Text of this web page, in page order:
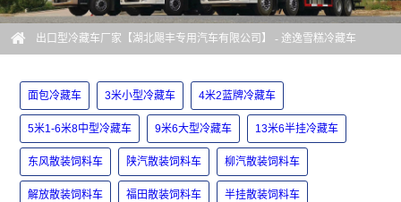
出口型冷藏车厂家【湖北飓丰专用汽车有限公司】 - 途逸雪糕冷藏车
面包冷藏车 3米小型冷藏车 4米2蓝牌冷藏车
5米1-6米8中型冷藏车 9米6大型冷藏车 13米6半挂冷藏车
东风散装饲料车 陕汽散装饲料车 柳汽散装饲料车
解放散装饲料车 福田散装饲料车 半挂散装饲料车